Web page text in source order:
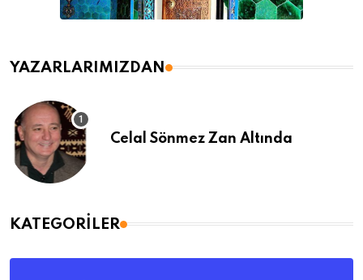
YAZARLARIMIZDAN
Celal Sönmez Zan Altında
KATEGORILER